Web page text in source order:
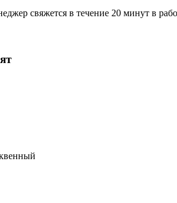
свяжется в течение 20 минут в